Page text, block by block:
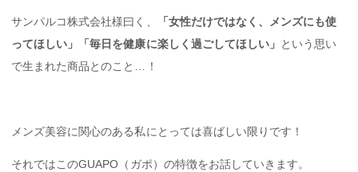
サンパルコ株式会社様曰く、
「女性だけではなく、メンズにも使
ってほしい」「毎日を健康に楽しく過ごしてほしい」 という思い
で生まれた商品とのこと…！
メンズ美容に関心のある私にとっては喜ばしい限りです！
それではこのGUAPO（ガポ）の特徴をお話していきます。